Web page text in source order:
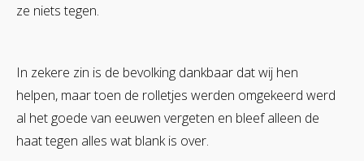
ze niets tegen.
In zekere zin is de bevolking dankbaar dat wij hen
helpen, maar toen de rolletjes werden omgekeerd werd
al het goede van eeuwen vergeten en bleef alleen de
haat tegen alles wat blank is over.